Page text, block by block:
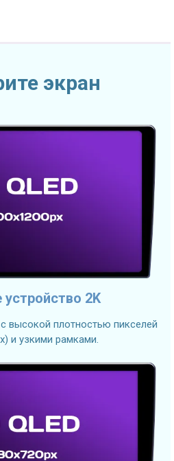
экран
устройство 2K
высокой плотностью пикселей
и узкими рамками.